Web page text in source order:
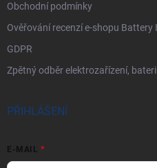
Obchodní podmínky
Ověřování recenzí e-shopu Battery
GDPR
Zpětný odběr elektrozařízení,
PŘIHLÁŠENÍ
E-MAIL